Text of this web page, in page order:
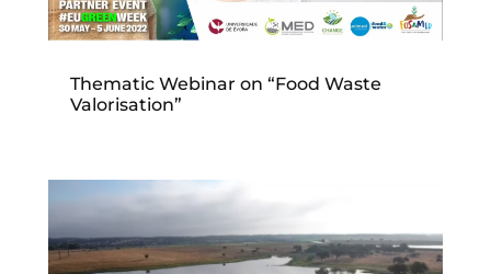
Thematic Webinar on “Food Waste
Valorisation”